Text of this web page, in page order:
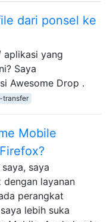
dari ponsel ke
aplikasi yang
Saya
Awesome Drop .
transfer
Mobile
saya
dengan layanan
perangkat
lebih suka